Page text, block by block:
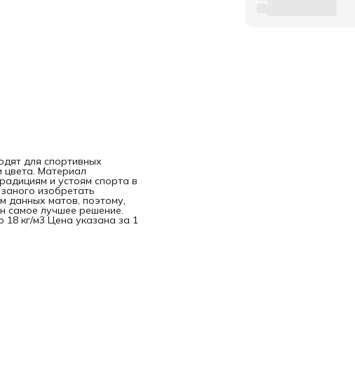
для спортивных
цвета. Материал
и устоям спорта в
изобретать
данных матов, поэтому,
самое лучшее решение.
18 кг/м3 Цена указана за 1